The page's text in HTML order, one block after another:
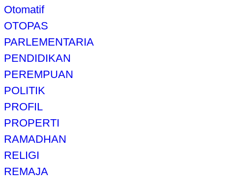
Otomatif
OTOPAS
PARLEMENTARIA
PENDIDIKAN
PEREMPUAN
POLITIK
PROFIL
PROPERTI
RAMADHAN
RELIGI
REMAJA